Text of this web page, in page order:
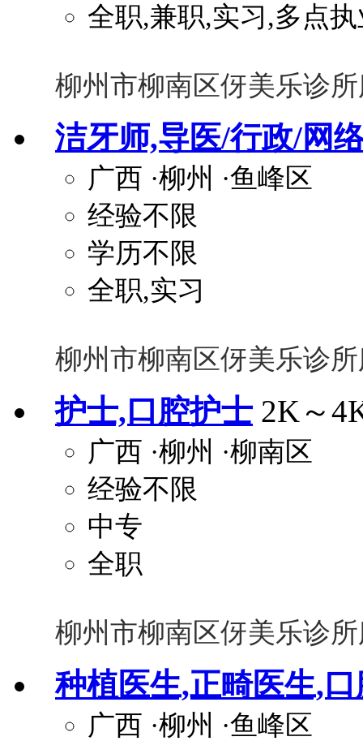
全职,兼职,实习,多点
柳州市柳南区伢美乐诊
洁牙师,导医/行政/网
广西 ·柳州 ·鱼峰区
经验不限
学历不限
全职,实习
柳州市柳南区伢美乐诊
护士,口腔护士 2K～
广西 ·柳州 ·柳南区
经验不限
中专
全职
柳州市柳南区伢美乐诊
种植医生,正畸医生,
广西 ·柳州 ·鱼峰区